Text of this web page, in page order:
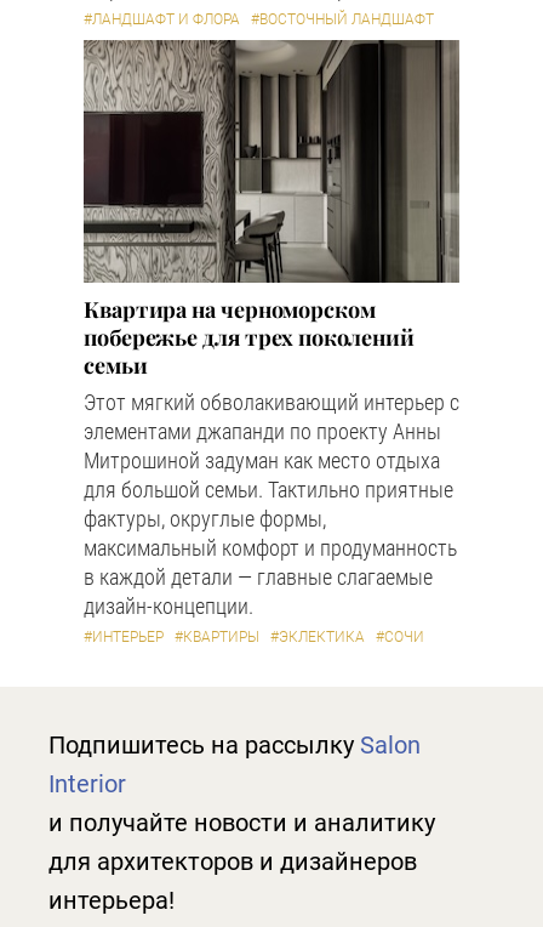
#ЛАНДШАФТ И ФЛОРА #ВОСТОЧНЫЙ ЛАНДШАФТ
Квартира на черноморском
побережье для трех поколений
семьи
Этот мягкий обволакивающий интерьер с
элементами джапанди по проекту Анны
Митрошиной задуман как место отдыха
для большой семьи. Тактильно приятные
фактуры, округлые формы,
максимальный комфорт и продуманность
в каждой детали — главные слагаемые
дизайн-концепции.
#ИНТЕРЬЕР #КВАРТИРЫ #ЭКЛЕКТИКА #СОЧИ
Подпишитесь на рассылку Salon
Interior
и получайте новости и аналитику
для архитекторов и дизайнеров
интерьера!